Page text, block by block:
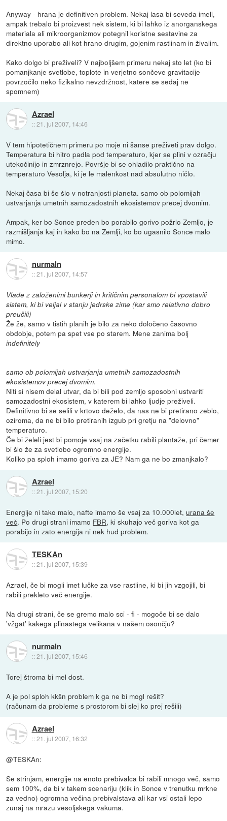
Anyway - hrana je definitiven problem. Nekaj lasa bi seveda imeli,
ampak trebalo bi proizvest nek sistem, ki bi lahko iz anorganskega
materiala ali mikroorganizmov potegnil koristne sestavine za
direktno uporabo ali kot hrano drugim, gojenim rastlinam in živalim.
Kako dolgo bi preživeli? V najboljšem primeru nekaj sto let (ko bi
pomanjkanje svetlobe, toplote in verjetno sončeve gravitacije
povrzočilo neko fizikalno nevzdržnost, katere se sedaj ne
spomnem)
Azrael
::21. jul 2007, 14:46
V tem hipotetičnem primeru po moje ni šanse preživeti prav dolgo.
Temperatura bi hitro padla pod temperaturo, kjer se plini v ozračju
utekočinijo in zmrznrejo. Površje bi se ohladilo praktično na
temperaturo Vesolja, ki je le malenkost nad absulutno ničlo.
Nekaj časa bi še šlo v notranjosti planeta. samo ob polomijah
ustvarjanja umetnih samozadostnih ekosistemov precej dvomim.
Ampak, ker bo Sonce preden bo porabilo gorivo požrlo Zemljo, je
razmišljanja kaj in kako bo na Zemlji, ko bo ugasnilo Sonce malo
mimo.
nurmaln
::21. jul 2007, 14:57
Vlade z založenimi bunkerji in kritičnim personalom bi vpostavili
sistem, ki bi veljal v stanju jedrske zime (kar smo relativno dobro
preučili)
Že že, samo v tistih planih je bilo za neko določeno časovno
obdobje, potem pa spet vse po starem. Mene zanima bolj
indefinitely
samo ob polomijah ustvarjanja umetnih samozadostnih
ekosistemov precej dvomim.
Niti si nisem delal utvar, da bi bili pod zemljo sposobni ustvariti
samozadostni ekosistem, v katerem bi lahko ljudje preživeli.
Definitivno bi se selili v krtovo deželo, da nas ne bi pretirano zeblo,
oziroma, da ne bi bilo pretiranih izgub pri gretju na "delovno"
temperaturo.
Če bi želeli jest bi pomoje vsaj na začetku rabili plantaže, pri čemer
bi šlo že za svetlobo ogromno energije.
Koliko pa sploh imamo goriva za JE? Nam ga ne bo zmanjkalo?
Azrael
::21. jul 2007, 15:20
Energije ni tako malo, nafte imamo še vsaj za 10.000let,urana še
več. Po drugi strani imamo FBR, ki skuhajo več goriva kot ga
porabijo in zato energija ni nek hud problem.
TESKAn
::21. jul 2007, 15:39
Azrael, če bi mogli imet lučke za vse rastline, ki bi jih vzgojili, bi
rabili prekleto več energije.
Na drugi strani, če se gremo malo sci - fi - mogoče bi se dalo
'vžgat' kakega plinastega velikana v našem osončju?
nurmaln
::21. jul 2007, 15:46
Torej štroma bi mel dost.
A je pol sploh kkšn problem k ga ne bi mogl rešit?
(računam da probleme s prostorom bi slej ko prej rešili)
Azrael
::21. jul 2007, 16:32
@TESKAn:
Se strinjam, energije na enoto prebivalca bi rabili mnogo več, samo
sem 100%, da bi v takem scenariju (klik in Sonce v trenutku mrkne
za vedno) ogromna večina prebivalstava ali kar vsi ostali lepo
zunaj na mrazu vesoljskega vakuma.